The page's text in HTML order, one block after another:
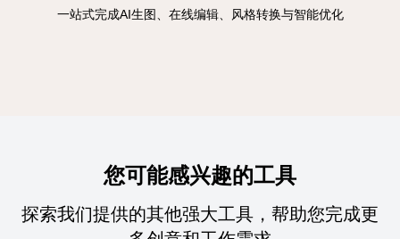
一站式完成AI生图、在线编辑、风格转换与智能优化
您可能感兴趣的工具
探索我们提供的其他强大工具，帮助您完成更